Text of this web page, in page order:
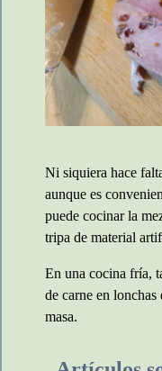
Ni siquiera hace
aunque es
puede cocinar la
tripa de material
En una cocina fría,
de carne en
masa.